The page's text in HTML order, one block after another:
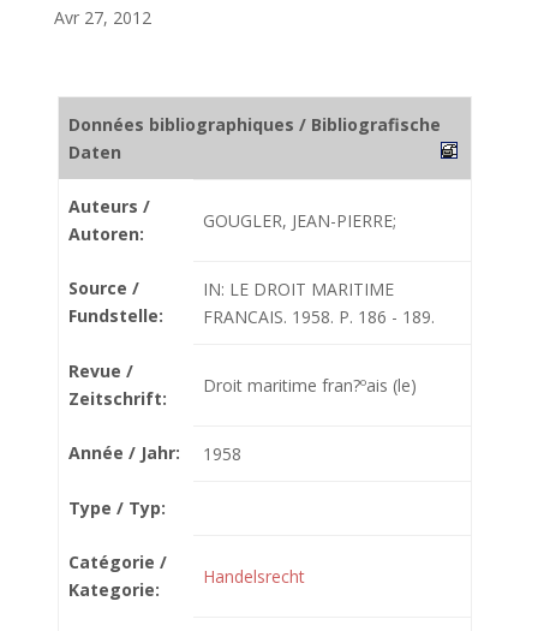
Avr 27, 2012
Données bibliographiques / Bibliografische
Daten
Auteurs /
Autoren:
GOUGLER, JEAN-PIERRE;
Source /
Fundstelle:
IN: LE DROIT MARITIME
FRANCAIS. 1958. P. 186 - 189.
Revue /
Zeitschrift:
Droit maritime fran?ºais (le)
Année / Jahr: 1958
Type / Typ:
Catégorie /
Kategorie:
Handelsrecht